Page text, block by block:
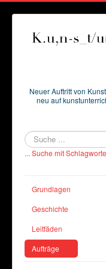
Neuer Auftritt von
neu auf
Suchen
... Suche mit
Grundlagen
Geschichte
Leitfäden
Aufträge